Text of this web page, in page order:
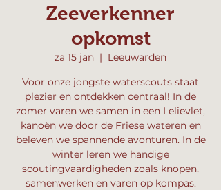
Zeeverkenner
opkomst
za 15 jan
  |
Leeuwarden
Voor onze jongste waterscouts staat
plezier en ontdekken centraal! In de
zomer varen we samen in een Lelievlet,
kanoën we door de Friese wateren en
beleven we spannende avonturen. In de
winter leren we handige
scoutingvaardigheden zoals knopen,
samenwerken en varen op kompas.